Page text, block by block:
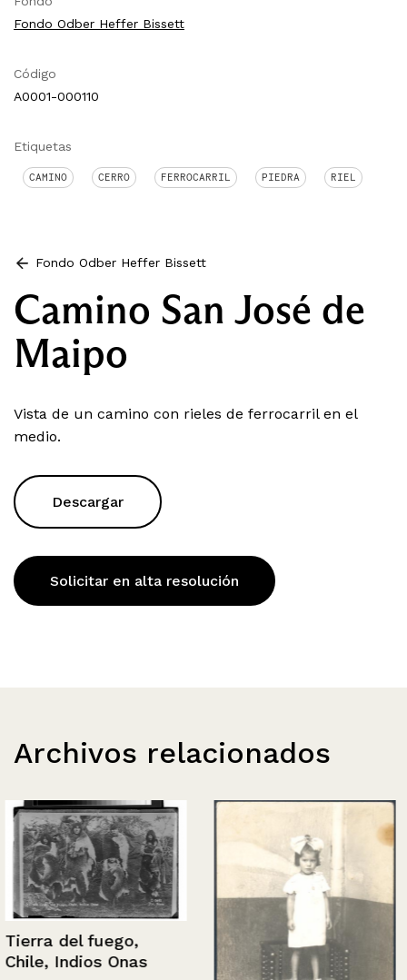
Fondo Odber Heffer Bissett
Código
A0001-000110
Etiquetas
CAMINO CERRO FERROCARRIL PIEDRA RIEL
Fondo Odber Heffer Bissett
Camino San José de
Maipo
Vista de un camino con rieles de ferrocarril en el
medio.
Descargar
Solicitar en alta resolución
Archivos relacionados
Tierra del fuego,
Chile, Indios Onas